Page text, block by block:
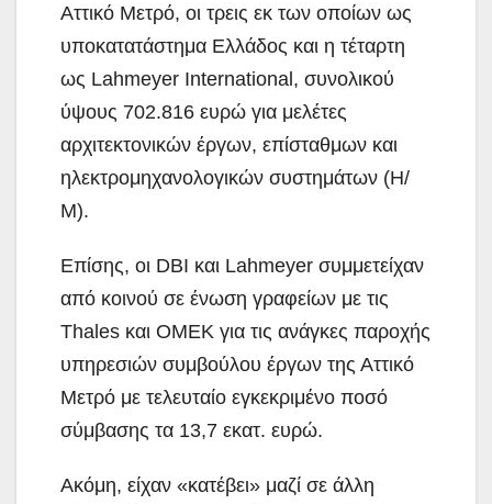
Αττικό Μετρό, οι τρεις εκ των οποίων ως
υποκατατάστημα Ελλάδος και η τέταρτη
ως Lahmeyer International, συνολικού
ύψους 702.816 ευρώ για μελέτες
αρχιτεκτονικών έργων, επίσταθμων και
ηλεκτρομηχανολογικών συστημάτων (Η/
Μ).
Επίσης, οι DBI και Lahmeyer συμμετείχαν
από κοινού σε ένωση γραφείων με τις
Thales και ΟΜΕΚ για τις ανάγκες παροχής
υπηρεσιών συμβούλου έργων της Αττικό
Μετρό με τελευταίο εγκεκριμένο ποσό
σύμβασης τα 13,7 εκατ. ευρώ.
Ακόμη, είχαν «κατέβει» μαζί σε άλλη